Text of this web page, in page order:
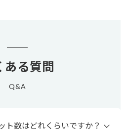
ある質問
Q&A
ト数はどれくらいですか？